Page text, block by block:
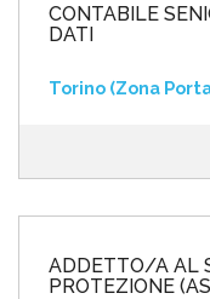
CONTABILE
DATI
Torino (Zona
ADDETTO/A AL
PROTEZIONE